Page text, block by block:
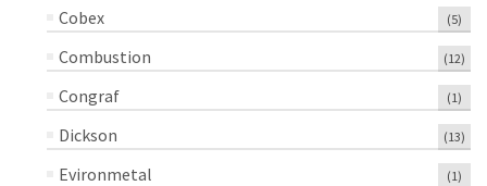
Cobex (5)
Combustion (12)
Congraf (1)
Dickson (13)
Evironmetal (1)